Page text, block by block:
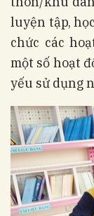
luyện tập,
chức các
một số hoạt
yếu sử dụng